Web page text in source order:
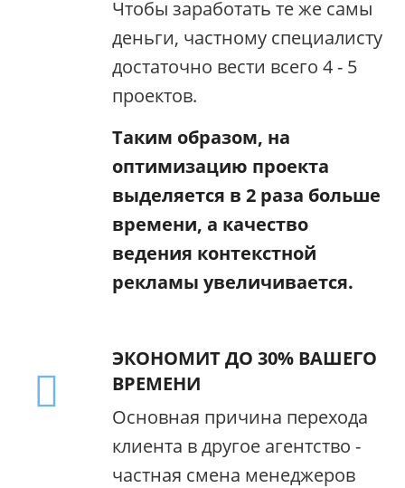
Чтобы заработать те же самы
деньги, частному специалисту
достаточно вести всего 4 - 5
проектов.
Таким образом, на
оптимизацию проекта
выделяется в 2 раза больше
времени, а качество
ведения контекстной
рекламы увеличивается.
ЭКОНОМИТ ДО 30% ВАШЕГО
ВРЕМЕНИ
Основная причина перехода
клиента в другое агентство -
частная смена менеджеров